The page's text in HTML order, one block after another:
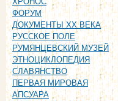
ФОРУМ
ДОКУМЕНТЫ XX ВЕКА
РУССКОЕ ПОЛЕ
РУМЯНЦЕВСКИЙ МУЗЕЙ
ЭТНОЦИКЛОПЕДИЯ
СЛАВЯНСТВО
ПЕРВАЯ МИРОВАЯ
АПСУАРА